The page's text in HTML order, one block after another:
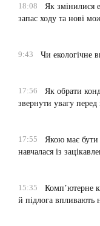
18:08
Як змінилися
запас ходу та нові
9:43
Чи екологічне
17:56
Як обрати
звернути увагу
17:55
Якою має
навчалася із
15:35
Комп’ютерне
й підлога впливають